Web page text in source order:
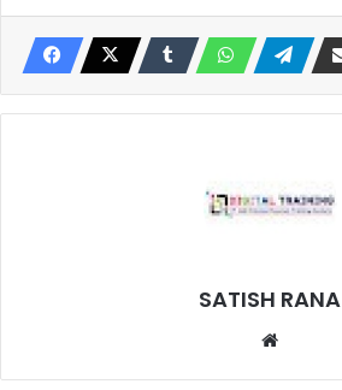
SATISH RANA